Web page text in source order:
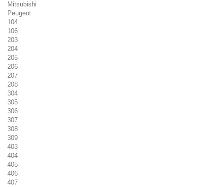
Mitsubishi
Peugeot
104
106
203
204
205
206
207
208
304
305
306
307
308
309
403
404
405
406
407